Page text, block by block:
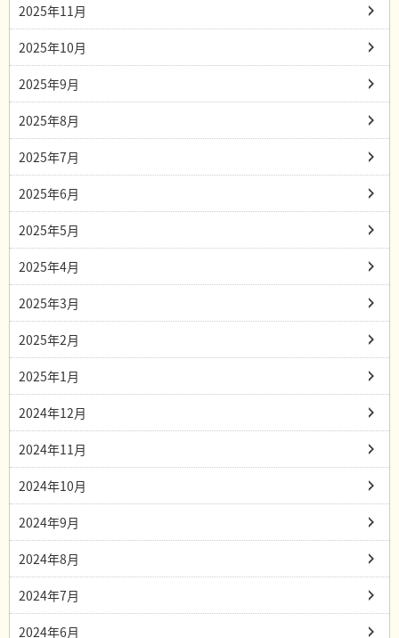
2025年11月
2025年10月
2025年9月
2025年8月
2025年7月
2025年6月
2025年5月
2025年4月
2025年3月
2025年2月
2025年1月
2024年12月
2024年11月
2024年10月
2024年9月
2024年8月
2024年7月
2024年6月